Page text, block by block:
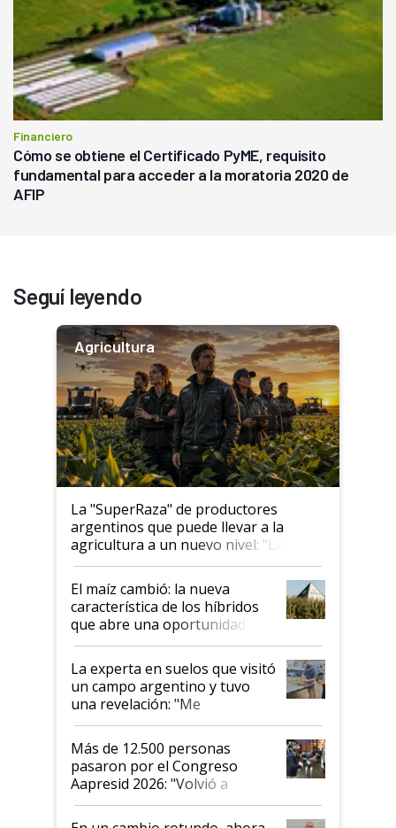
Financiero
Cómo se obtiene el Certificado PyME, requisito
fundamental para acceder a la moratoria 2020 de
AFIP
Seguí leyendo
Agricultura
La "SuperRaza" de productores
argentinos que puede llevar a la
agricultura a un nuevo nivel: "Las
posibilidades de crecimiento son
infinitas"
El maíz cambió: la nueva
característica de los híbridos
que abre una oportunidad en
el lote
La experta en suelos que visitó
un campo argentino y tuvo
una revelación: "Me
impresionó mucho"
Más de 12.500 personas
pasaron por el Congreso
Aapresid 2026: "Volvió a
demostrar que hablar del
suelo es hablar de todo el